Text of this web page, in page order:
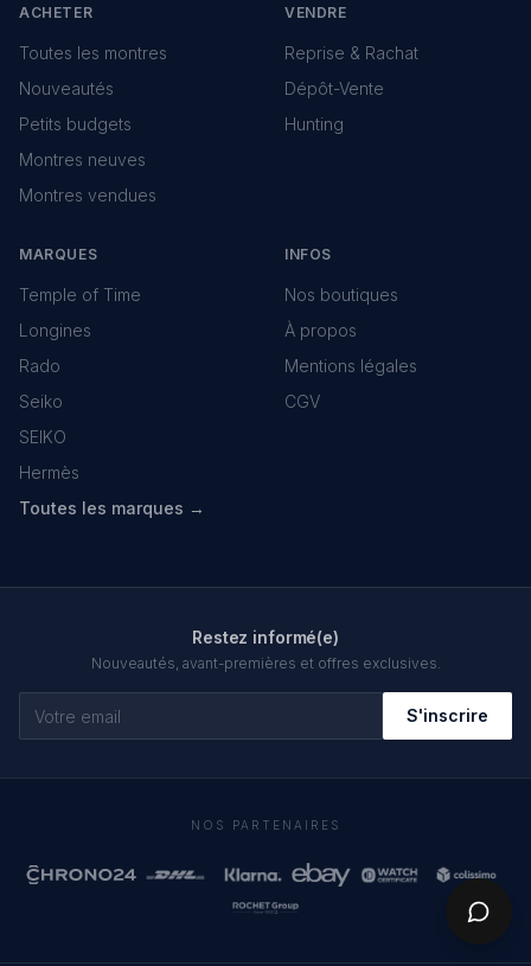
ACHETER
Toutes les montres
Nouveautés
Petits budgets
Montres neuves
Montres vendues
VENDRE
Reprise & Rachat
Dépôt-Vente
Hunting
MARQUES
Temple of Time
Longines
Rado
Seiko
SEIKO
Hermès
Toutes les marques →
INFOS
Nos boutiques
À propos
Mentions légales
CGV
Restez informé(e)
Nouveautés, avant-premières et offres exclusives.
S'inscrire
NOS PARTENAIRES